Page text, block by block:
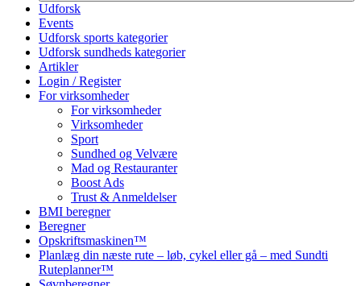
Udforsk
Events
Udforsk sports kategorier
Udforsk sundheds kategorier
Artikler
Login / Register
For virksomheder
For virksomheder
Virksomheder
Sport
Sundhed og Velvære
Mad og Restauranter
Boost Ads
Trust & Anmeldelser
BMI beregner
Beregner
Opskriftsmaskinen™
Planlæg din næste rute – løb, cykel eller gå – med Sundti
Ruteplanner™